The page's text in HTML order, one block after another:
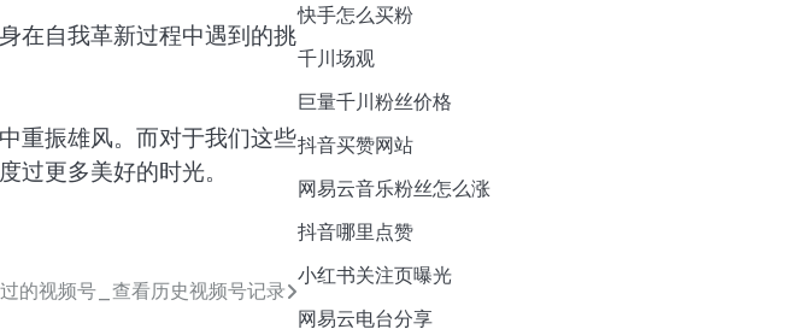
在自我革新过程中遇到的挑
重振雄风。而对于我们这些
更多美好的时光。
的视频号_查看历史视频号记录
快手怎么买粉
千川场观
巨量千川粉丝价格
抖音买赞网站
网易云音乐粉丝怎么涨
抖音哪里点赞
小红书关注页曝光
网易云电台分享